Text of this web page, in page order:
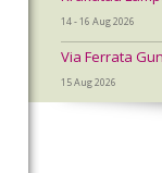
14 - 16 Aug 2026
Via Ferrata
15 Aug 2026